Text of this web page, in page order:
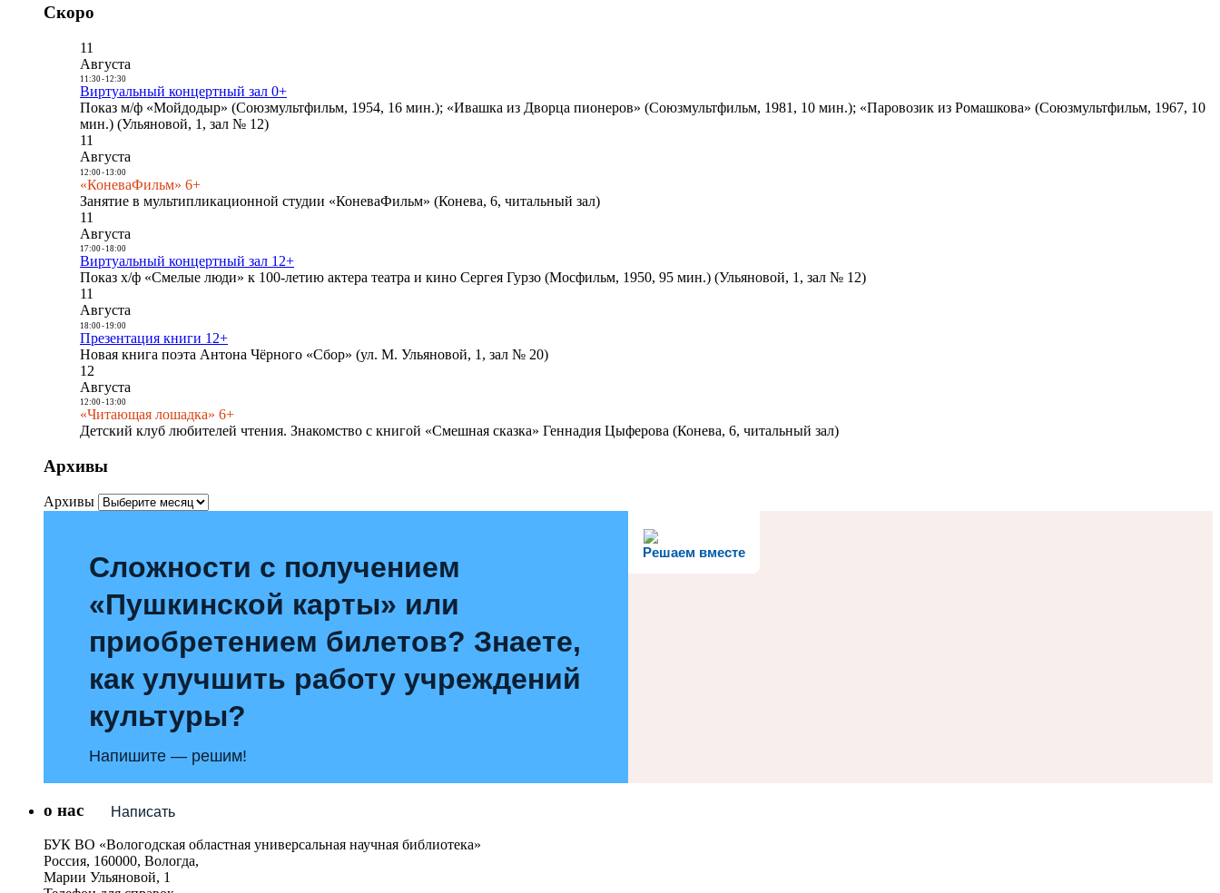
Скоро
11
Августа
11:30- 12:30
Виртуальный концертный зал 0+
Показ м/ф «Мойдодыр» (Союзмультфильм, 1954, 16 мин.); «Ивашка из Дворца пионеров» (Союзмультфильм, 1981, 10 мин.); «Паровозик из Ромашкова» (Союзмультфильм, 1967, 10
мин.) (Ульяновой, 1, зал № 12)
11
Августа
12:00- 13:00
«КоневаФильм» 6+
Занятие в мультипликационной студии «КоневаФильм» (Конева, 6, читальный зал)
11
Августа
17:00- 18:00
Виртуальный концертный зал 12+
Показ х/ф «Смелые люди» к 100-летию актера театра и кино Сергея Гурзо (Мосфильм, 1950, 95 мин.) (Ульяновой, 1, зал № 12)
11
Августа
18:00- 19:00
Презентация книги 12+
Новая книга поэта Антона Чёрного «Сбор» (ул. М. Ульяновой, 1, зал № 20)
12
Августа
12:00- 13:00
«Читающая лошадка» 6+
Детский клуб любителей чтения. Знакомство с книгой «Смешная сказка» Геннадия Цыферова (Конева, 6, читальный зал)
Архивы
Архивы
Решаем вместе
Сложности с получением
«Пушкинской карты» или
приобретением билетов? Знаете,
как улучшить работу учреждений
культуры?
Напишите — решим!
Написать
о нас
БУК ВО «Вологодская областная универсальная научная библиотека»
Россия, 160000, Вологда,
Марии Ульяновой, 1